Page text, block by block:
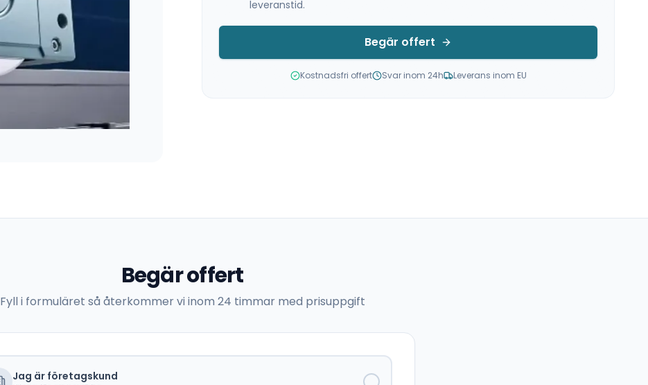
leveranstid.
Begär offert
Kostnadsfri offert Svar inom 24h Leverans inom EU
Begär offert
Fyll i formuläret så återkommer vi inom 24 timmar med prisuppgift
Jag är företagskund